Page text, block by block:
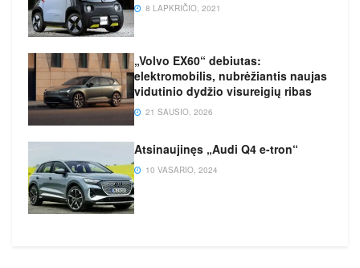
8 LAPKRIČIO, 2021
„Volvo EX60“ debiutas:
elektromobilis, nubrėžiantis naujas
vidutinio dydžio visureigių ribas
21 SAUSIO, 2026
Atsinaujinęs „Audi Q4 e-tron“
10 VASARIO, 2024